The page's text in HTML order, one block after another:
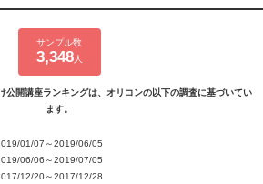
サンプル数
3,348人
公開講座ランキングは、オリコンの以下の調査に基づいてい
ます。
01/07～2019/06/05
06/06～2019/07/05
12/20～2017/12/28